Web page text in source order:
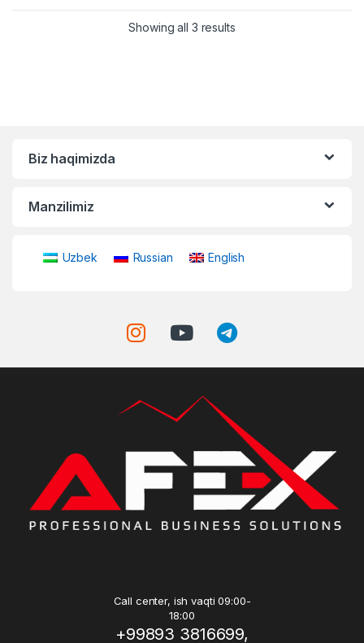
Showing all 3 results
Biz haqimizda
Manzilimiz
Uzbek Russian English
Call center, ish vaqti 09:00-
18:00
+99893 3816699,